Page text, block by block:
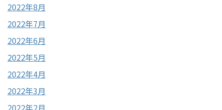
2022年8月
2022年7月
2022年6月
2022年5月
2022年4月
2022年3月